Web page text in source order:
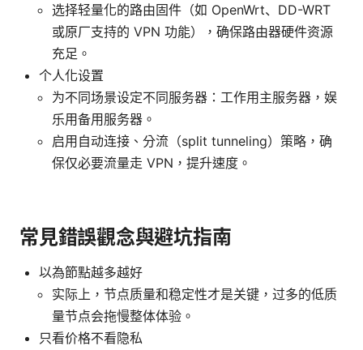
选择轻量化的路由固件（如 OpenWrt、DD-WRT
或原厂支持的 VPN 功能），确保路由器硬件资源
充足。
个人化设置
为不同场景设定不同服务器：工作用主服务器，娱
乐用备用服务器。
启用自动连接、分流（split tunneling）策略，确
保仅必要流量走 VPN，提升速度。
常見錯誤觀念與避坑指南
以為節點越多越好
实际上，节点质量和稳定性才是关键，过多的低质
量节点会拖慢整体体验。
只看价格不看隐私